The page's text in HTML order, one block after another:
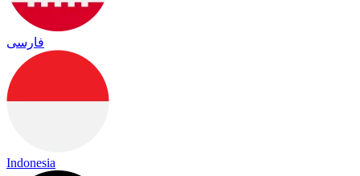
فارسی
Indonesia